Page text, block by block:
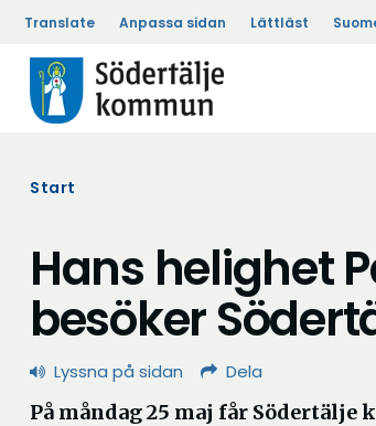
Translate Anpassa sidan Lättläst
Start
Hans helighet
besöker
Lyssna på sidan Dela
På måndag 25 maj får Södertälje